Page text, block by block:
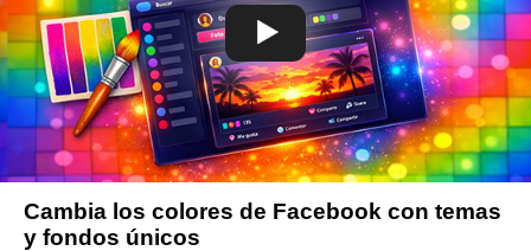
Cambia los colores de Facebook con temas
y fondos únicos